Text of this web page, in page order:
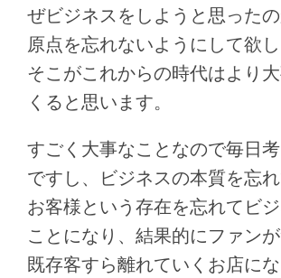
ぜビジネスをしようと思った
原点を忘れないようにして欲し
そこがこれからの時代はより
くると思います。
すごく大事なことなので毎日
ですし、ビジネスの本質を忘れ
お客様という存在を忘れてビ
ことになり、結果的にファンが
既存客すら離れていくお店に